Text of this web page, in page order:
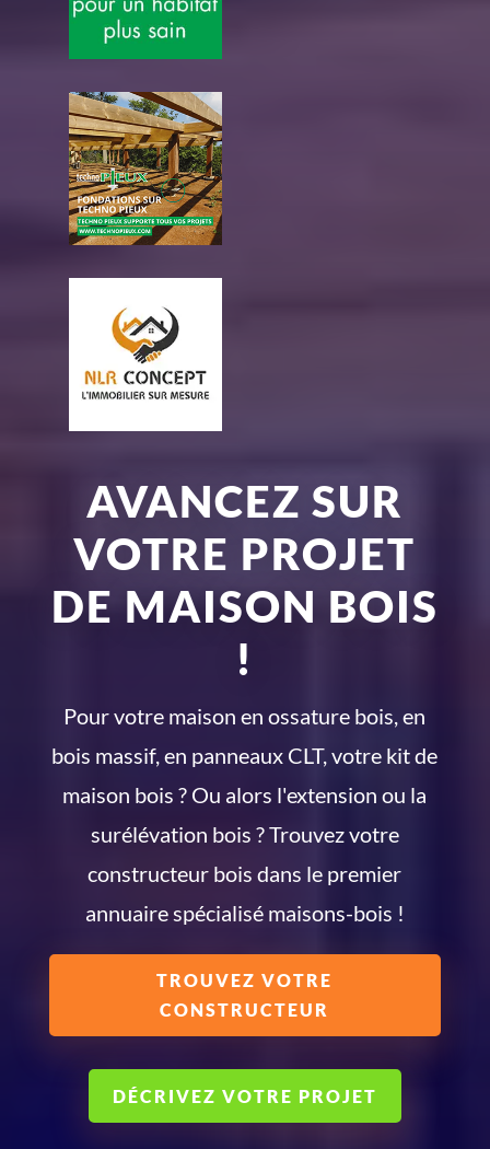
AVANCEZ SUR
VOTRE PROJET
DE MAISON BOIS
!
Pour votre maison en ossature bois, en
bois massif, en panneaux CLT, votre kit de
maison bois ? Ou alors l'extension ou la
surélévation bois ? Trouvez votre
constructeur bois dans le premier
annuaire spécialisé maisons-bois !
TROUVEZ VOTRE
CONSTRUCTEUR
DÉCRIVEZ VOTRE PROJET